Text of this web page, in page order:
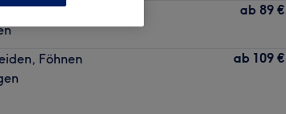
ab 89 €
Föhnen
ab 109 €